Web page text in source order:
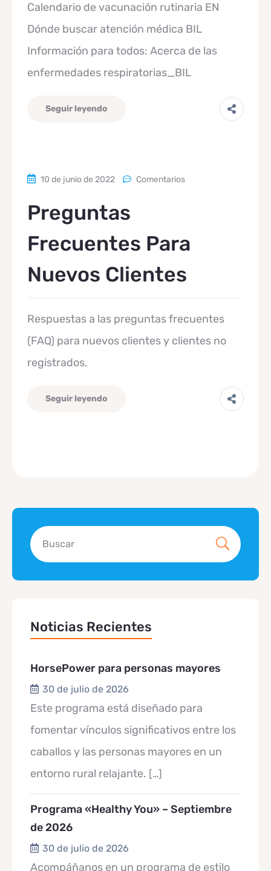
Calendario de vacunación rutinaria EN
Dónde buscar atención médica BIL
Información para todos: Acerca de las
enfermedades respiratorias_BIL
Seguir leyendo
10 de junio de 2022 Comentarios
Preguntas
Frecuentes Para
Nuevos Clientes
Respuestas a las preguntas frecuentes
(FAQ) para nuevos clientes y clientes no
registrados.
Seguir leyendo
Noticias Recientes
HorsePower para personas mayores
30 de julio de 2026
Este programa está diseñado para
fomentar vínculos significativos entre los
caballos y las personas mayores en un
entorno rural relajante. […]
Programa «Healthy You» – Septiembre
de 2026
30 de julio de 2026
Acompáñanos en un programa de estilo